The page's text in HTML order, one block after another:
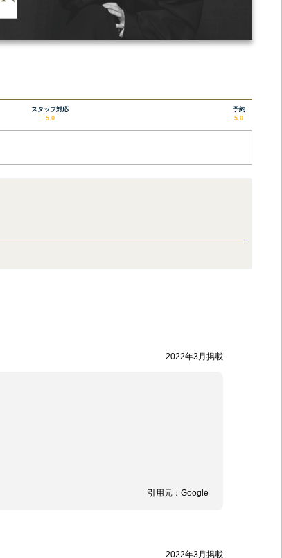
スタッフ対応
5.0
予約
5.0
2022年3月掲載
引用元： Google
2022年3月掲載